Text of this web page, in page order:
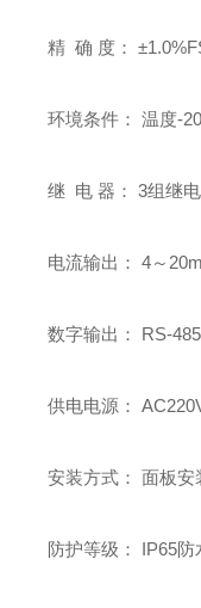
精 确 度：
环境条件： 温度-
继 电 器： 3组继
电流输出： 4～
数字输出： RS-
供电电源：
安装方式： 面板安
防护等级： IP65防